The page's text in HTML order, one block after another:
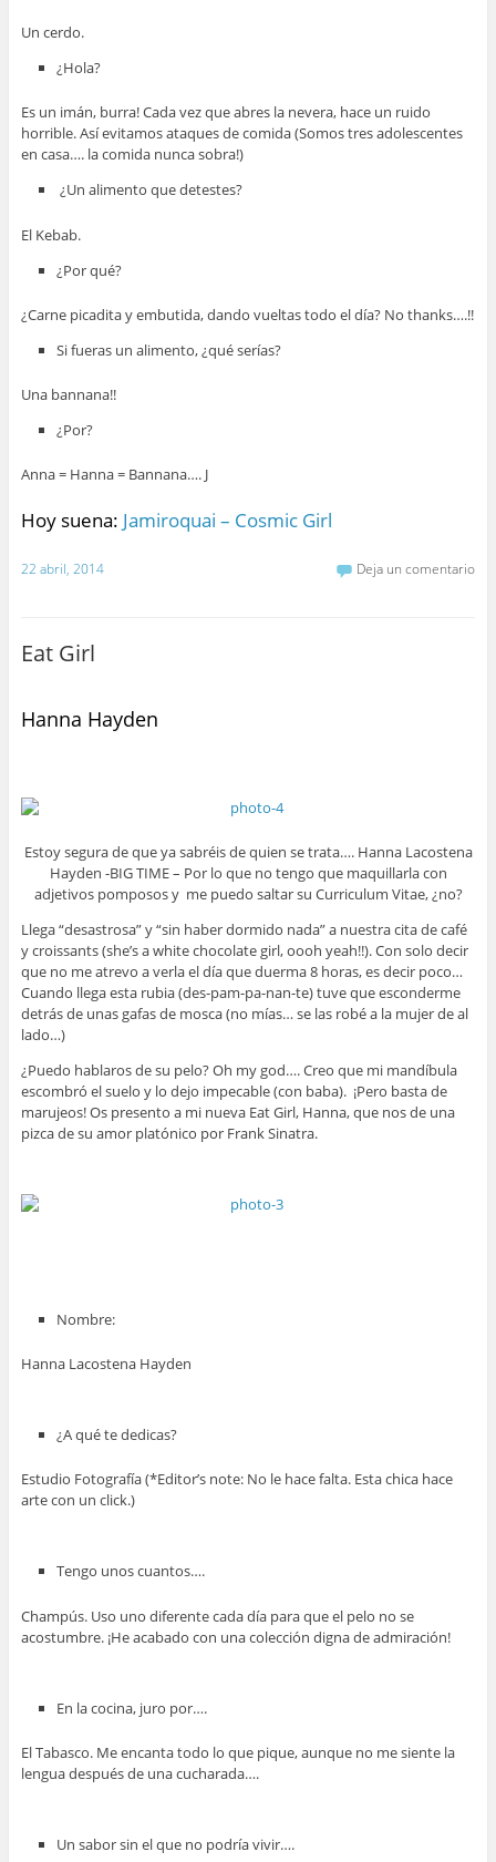
Un cerdo.
¿Hola?
Es un imán, burra! Cada vez que abres la nevera, hace un ruido
horrible. Así evitamos ataques de comida (Somos tres adolescentes
en casa…. la comida nunca sobra!)
¿Un alimento que detestes?
El Kebab.
¿Por qué?
¿Carne picadita y embutida, dando vueltas todo el día? No thanks….!!
Si fueras un alimento, ¿qué serías?
Una bannana!!
¿Por?
Anna = Hanna = Bannana…. J
Hoy suena: Jamiroquai – Cosmic Girl
22 abril, 2014 Deja un comentario
Eat Girl
Hanna Hayden
Estoy segura de que ya sabréis de quien se trata…. Hanna Lacostena
Hayden -BIG TIME – Por lo que no tengo que maquillarla con
adjetivos pomposos y me puedo saltar su Curriculum Vitae, ¿no?
Llega “desastrosa” y “sin haber dormido nada” a nuestra cita de café
y croissants (she’s a white chocolate girl, oooh yeah!!). Con solo decir
que no me atrevo a verla el día que duerma 8 horas, es decir poco…
Cuando llega esta rubia (des-pam-pa-nan-te) tuve que esconderme
detrás de unas gafas de mosca (no mías… se las robé a la mujer de al
lado…)
¿Puedo hablaros de su pelo? Oh my god…. Creo que mi mandíbula
escombró el suelo y lo dejo impecable (con baba). ¡Pero basta de
marujeos! Os presento a mi nueva Eat Girl, Hanna, que nos de una
pizca de su amor platónico por Frank Sinatra.
Nombre:
Hanna Lacostena Hayden
¿A qué te dedicas?
Estudio Fotografía (*Editor’s note: No le hace falta. Esta chica hace
arte con un click.)
Tengo unos cuantos….
Champús. Uso uno diferente cada día para que el pelo no se
acostumbre. ¡He acabado con una colección digna de admiración!
En la cocina, juro por….
El Tabasco. Me encanta todo lo que pique, aunque no me siente la
lengua después de una cucharada….
Un sabor sin el que no podría vivir….